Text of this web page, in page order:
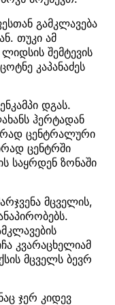
გამკლავება
თუკი ამ
ლიდსის შემტევის
კაპანაძეს
დგას.
ჰერტადან
ცენტრალური
ცენტრში
საყრდენ ზონაში
მცველის,
კვარაცხელიამ
მცველს ბევრ
ჯერ კიდევ